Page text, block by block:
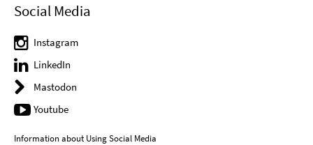
Social Media
Instagram
LinkedIn
Mastodon
Youtube
Information about Using Social Media